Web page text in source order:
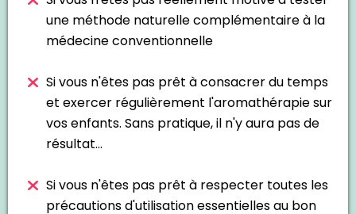
une méthode naturelle complémentaire à la
médecine conventionnelle
Si vous n'êtes pas prêt à consacrer du temps
et exercer régulièrement l'aromathérapie sur
vos enfants. Sans pratique, il n'y aura pas de
résultat...
Si vous n'êtes pas prêt à respecter toutes les
précautions d'utilisation essentielles au bon